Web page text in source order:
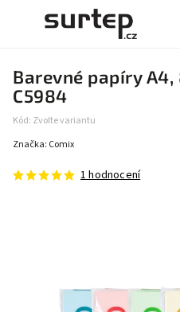
Barevné papíry
C5984
Kód: Zvolte variantu
1 hodnocení
Značka: Comix